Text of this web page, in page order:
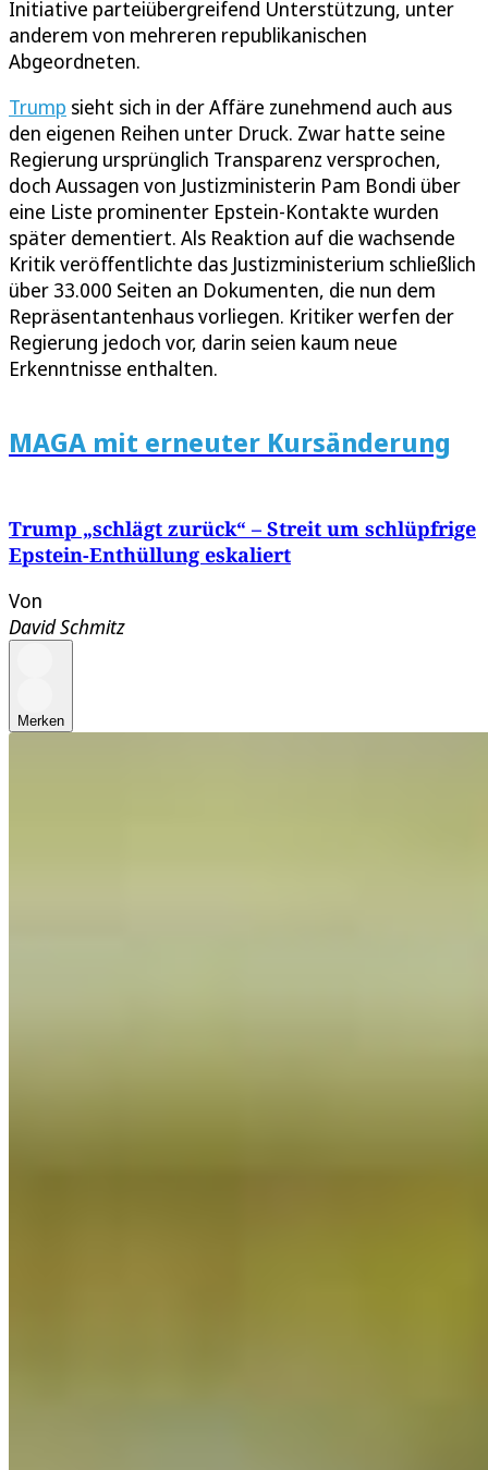
Initiative parteiübergreifend Unterstützung, unter
anderem von mehreren republikanischen
Abgeordneten.
Trump sieht sich in der Affäre zunehmend auch aus
den eigenen Reihen unter Druck. Zwar hatte seine
Regierung ursprünglich Transparenz versprochen,
doch Aussagen von Justizministerin Pam Bondi über
eine Liste prominenter Epstein-Kontakte wurden
später dementiert. Als Reaktion auf die wachsende
Kritik veröffentlichte das Justizministerium schließlich
über 33.000 Seiten an Dokumenten, die nun dem
Repräsentantenhaus vorliegen. Kritiker werfen der
Regierung jedoch vor, darin seien kaum neue
Erkenntnisse enthalten.
MAGA mit erneuter Kursänderung
Trump „schlägt zurück“ – Streit um schlüpfrige
Epstein-Enthüllung eskaliert
Von
David Schmitz
Merken